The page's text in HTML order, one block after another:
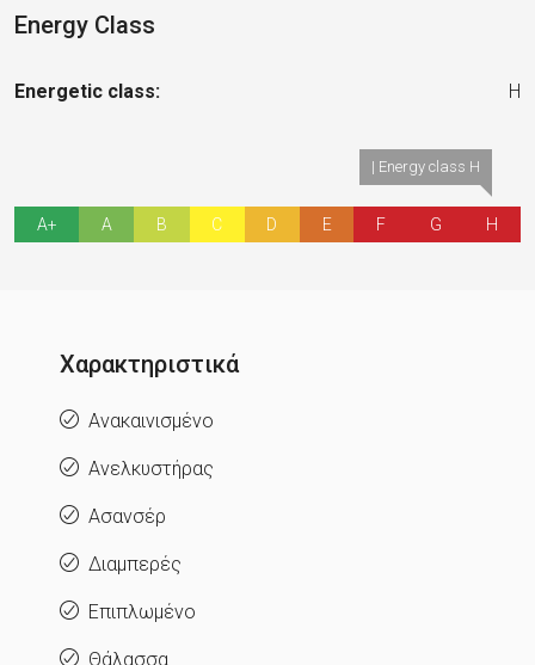
Energy Class
Energetic class: H
A+ A B C D E F G
| Energy class H
H
Χαρακτηριστικά
Ανακαινισμένο
Ανελκυστήρας
Ασανσέρ
Διαμπερές
Επιπλωμένο
Θάλασσα